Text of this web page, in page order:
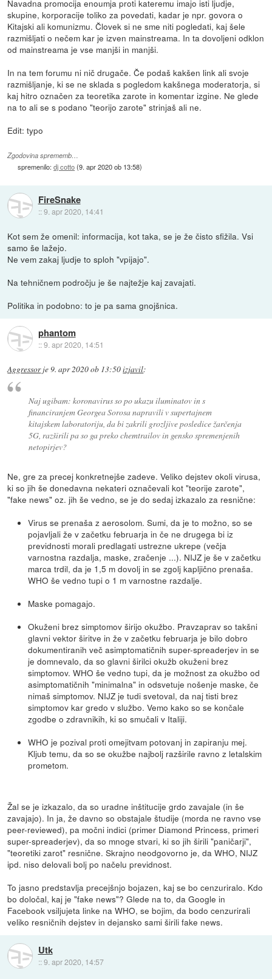
Navadna promocija enoumja proti kateremu imajo isti ljudje,
skupine, korporacije toliko za povedati, kadar je npr. govora o
Kitajski ali komunizmu. Človek si ne sme niti pogledati, kaj šele
razmišljati o nečem kar je izven mainstreama. In ta dovoljeni odklon
od mainstreama je vse manjši in manjši.
In na tem forumu ni nič drugače. Če podaš kakšen link ali svoje
razmišljanje, ki se ne sklada s pogledom kakšnega moderatorja, si
kaj hitro označen za teoretika zarote in komentar izgine. Ne glede
na to ali se s podano "teorijo zarote" strinjaš ali ne.
Edit: typo
Zgodovina sprememb…
spremenilo:dj cotto(9. apr 2020 ob 13:58)
FireSnake
::9. apr 2020, 14:41
Kot sem že omenil: informacija, kot taka, se je že čisto sfižila. Vsi
samo še lažejo.
Ne vem zakaj ljudje to sploh "vpijajo".
Na tehničnem področju je še najtežje kaj zavajati.
Politika in podobno: to je pa sama gnojšnica.
phantom
::9. apr 2020, 14:51
Aggressorje9. apr 2020 ob 13:50izjavil:
Naj ugibam: koronavirus so po ukazu iluminatov in s
financiranjem Georgea Sorosa napravili v supertajnem
kitajskem laboratoriju, da bi zakrili grozljive posledice žarčenja
5G, razširili pa so ga preko chemtrailov in gensko spremenjenih
netopirjev?
Ne, gre za precej konkretnejše zadeve. Veliko dejstev okoli virusa,
ki so jih še donedavna nekateri označevali kot "teorije zarote",
"fake news" oz. jih še vedno, se je do sedaj izkazalo za resnične:
Virus se prenaša z aerosolom. Sumi, da je to možno, so se
pojavljali že v začetku februarja in če ne drugega bi iz
previdnosti morali predlagati ustrezne ukrepe (večja
varnostna razdalja, maske, zračenje ...). NIJZ je še v začetku
marca trdil, da je 1,5 m dovolj in se zgolj kapljično prenaša.
WHO še vedno tupi o 1 m varnostne razdalje.
Maske pomagajo.
Okuženi brez simptomov širijo okužbo. Pravzaprav so takšni
glavni vektor širitve in že v začetku februarja je bilo dobro
dokumentiranih več asimptomatičnih super-spreaderjev in se
je domnevalo, da so glavni širilci okužb okuženi brez
simptomov. WHO še vedno tupi, da je možnost za okužbo od
asimptomatičnih "minimalna" in odsvetuje nošenje maske, če
nimaš simptomov. NIJZ je tudi svetoval, da naj tisti brez
simptomov kar gredo v službo. Vemo kako so se končale
zgodbe o zdravnikih, ki so smučali v Italiji.
WHO je pozival proti omejitvam potovanj in zapiranju mej.
Kljub temu, da so se okužbe najbolj razširile ravno z letalskim
prometom.
Žal se je izkazalo, da so uradne inštitucije grdo zavajale (in še
zavajajo). In ja, že davno so obstajale študije (morda ne ravno vse
peer-reviewed), pa močni indici (primer Diamond Princess, primeri
super-spreaderjev), da so mnoge stvari, ki so jih širili "paničarji",
"teoretiki zarot" resnične. Skrajno neodgovorno je, da WHO, NIJZ
ipd. niso delovali bolj po načelu previdnost.
To jasno predstavlja precejšnjo bojazen, kaj se bo cenzuriralo. Kdo
bo določal, kaj je "fake news"? Glede na to, da Google in
Facebook vsiljujeta linke na WHO, se bojim, da bodo cenzurirali
veliko resničnih dejstev in dejansko sami širili fake news.
Utk
::9. apr 2020, 14:57